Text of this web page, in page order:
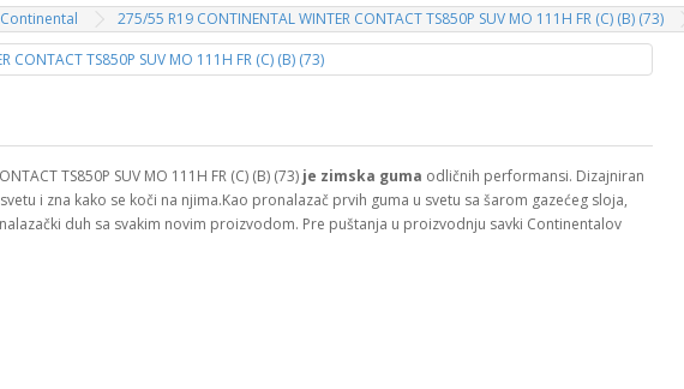
Continental 275/55 R19 CONTINENTAL WINTER CONTACT TS850P SUV MO 111H FR (C) (B) (73)
TS850P SUV MO 111H FR (C) (B) (73) je zimska guma odličnih performansi. Dizajniran
i zna kako se koči na njima.Kao pronalazač prvih guma u svetu sa šarom gazećeg sloja,
duh sa svakim novim proizvodom. Pre puštanja u proizvodnju savki Continentalov